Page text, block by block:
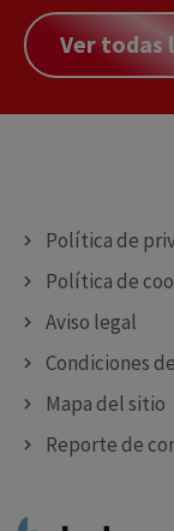
Ver todas
Política de
Política de
Aviso legal
Condiciones
Mapa del sitio
Reporte de